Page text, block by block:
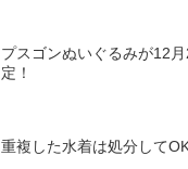
プスゴンぬいぐるみが12
定！
重複した水着は処分してOK